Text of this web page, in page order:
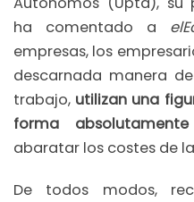
ha comentado a
empresas, los
descarnada manera
trabajo, utilizan una
forma
abaratar los costes de
De todos modos,